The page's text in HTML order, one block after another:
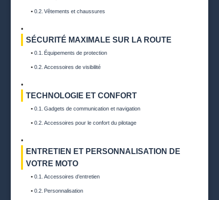
Vêtements et chaussures
SÉCURITÉ MAXIMALE SUR LA ROUTE
Équipements de protection
Accessoires de visibilité
TECHNOLOGIE ET CONFORT
Gadgets de communication et navigation
Accessoires pour le confort du pilotage
ENTRETIEN ET PERSONNALISATION DE
VOTRE MOTO
Accessoires d’entretien
Personnalisation